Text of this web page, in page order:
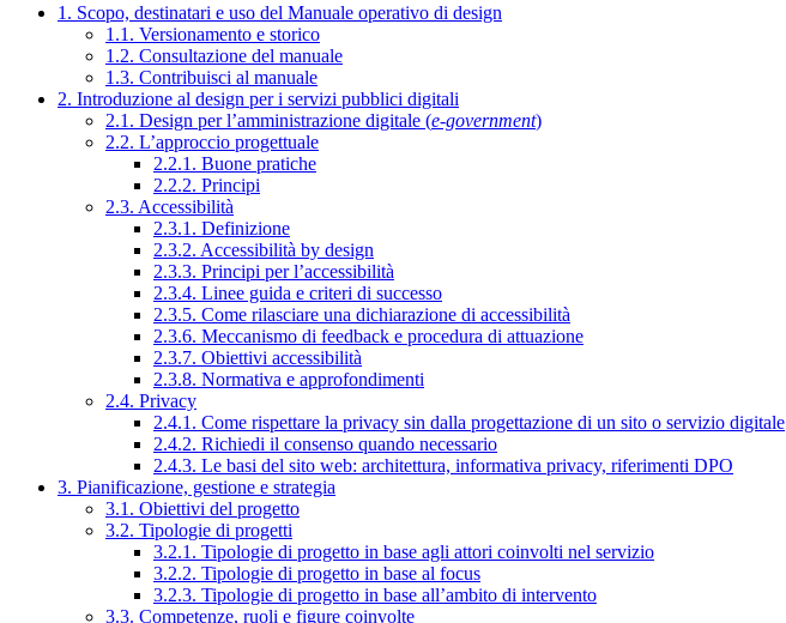
1. Scopo, destinatari e uso del Manuale operativo di design
1.1. Versionamento e storico
1.2. Consultazione del manuale
1.3. Contribuisci al manuale
2. Introduzione al design per i servizi pubblici digitali
2.1. Design per l’amministrazione digitale (e-government)
2.2. L’approccio progettuale
2.2.1. Buone pratiche
2.2.2. Principi
2.3. Accessibilità
2.3.1. Definizione
2.3.2. Accessibilità by design
2.3.3. Principi per l’accessibilità
2.3.4. Linee guida e criteri di successo
2.3.5. Come rilasciare una dichiarazione di accessibilità
2.3.6. Meccanismo di feedback e procedura di attuazione
2.3.7. Obiettivi accessibilità
2.3.8. Normativa e approfondimenti
2.4. Privacy
2.4.1. Come rispettare la privacy sin dalla progettazione di un sito o servizio digitale
2.4.2. Richiedi il consenso quando necessario
2.4.3. Le basi del sito web: architettura, informativa privacy, riferimenti DPO
3. Pianificazione, gestione e strategia
3.1. Obiettivi del progetto
3.2. Tipologie di progetti
3.2.1. Tipologie di progetto in base agli attori coinvolti nel servizio
3.2.2. Tipologie di progetto in base al focus
3.2.3. Tipologie di progetto in base all’ambito di intervento
3.3. Competenze, ruoli e figure coinvolte